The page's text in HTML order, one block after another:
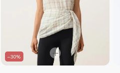
–30%